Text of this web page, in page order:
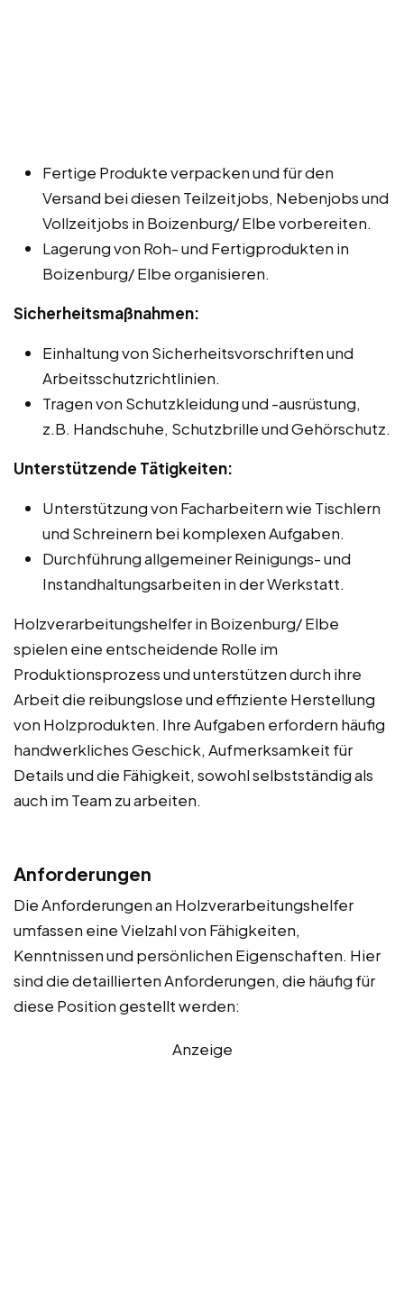
Fertige Produkte verpacken und für den
Versand bei diesen Teilzeitjobs, Nebenjobs und
Vollzeitjobs in Boizenburg/ Elbe vorbereiten.
Lagerung von Roh- und Fertigprodukten in
Boizenburg/ Elbe organisieren.
Sicherheitsmaßnahmen:
Einhaltung von Sicherheitsvorschriften und
Arbeitsschutzrichtlinien.
Tragen von Schutzkleidung und -ausrüstung,
z.B. Handschuhe, Schutzbrille und Gehörschutz.
Unterstützende Tätigkeiten:
Unterstützung von Facharbeitern wie Tischlern
und Schreinern bei komplexen Aufgaben.
Durchführung allgemeiner Reinigungs- und
Instandhaltungsarbeiten in der Werkstatt.
Holzverarbeitungshelfer in Boizenburg/ Elbe
spielen eine entscheidende Rolle im
Produktionsprozess und unterstützen durch ihre
Arbeit die reibungslose und effiziente Herstellung
von Holzprodukten. Ihre Aufgaben erfordern häufig
handwerkliches Geschick, Aufmerksamkeit für
Details und die Fähigkeit, sowohl selbstständig als
auch im Team zu arbeiten.
Anforderungen
Die Anforderungen an Holzverarbeitungshelfer
umfassen eine Vielzahl von Fähigkeiten,
Kenntnissen und persönlichen Eigenschaften. Hier
sind die detaillierten Anforderungen, die häufig für
diese Position gestellt werden:
Anzeige